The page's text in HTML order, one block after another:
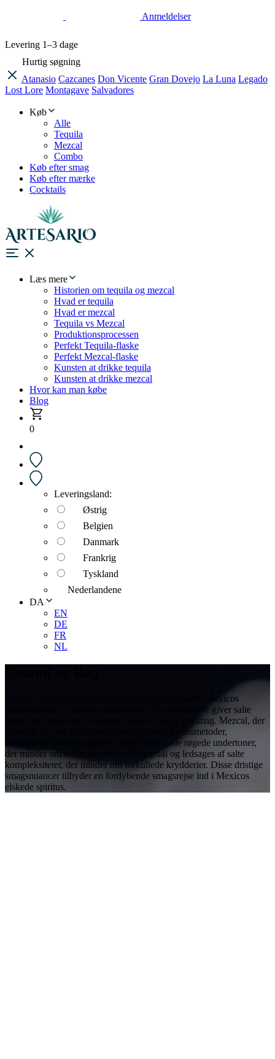
Anmeldelser
Levering 1–3 dage
Hurtig søgning
Atanasio Cazcanes Don Vicente Gran Dovejo La Luna Legado
Lost Lore Montagave Salvadores
Køb
Alle
Tequila
Mezcal
Combo
Køb efter smag
Køb efter mærke
Cocktails
Læs mere
Historien om tequila og mezcal
Hvad er tequila
Hvad er mezcal
Tequila vs Mezcal
Produktionsprocessen
Perfekt Tequila-flaske
Perfekt Mezcal-flaske
Kunsten at drikke tequila
Kunsten at drikke mezcal
Hvor kan man købe
Blog
0
Leveringsland:
Østrig
Belgien
Danmark
Frankrig
Tyskland
Nederlandene
DA
EN
DE
FR
NL
Umami- og røgtoner i tequila og mezcal fremkalder Mexicos
kulinariske arv. Tequilas umami-noter fra ristet agave giver salte
noter som grillet kød, suppleret med en subtil røgsmag. Mezcal, der
er kendt for sine håndværksmæssige produktionsmetoder,
intensiverer disse egenskaber med udprægede røgede undertoner,
der minder om træfyrede ovne eller lejrbål og ledsages af salte
kompleksiteter, der minder om forkullede krydderier. Disse dristige
smagsnuancer tilbyder en fordybende smagsrejse ind i Mexicos
elskede spiritus.